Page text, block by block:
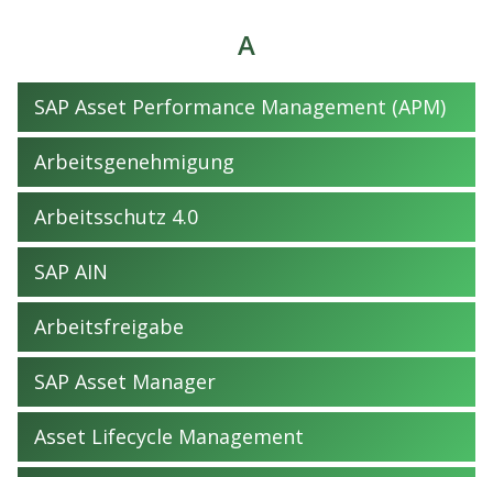
A
SAP Asset Performance Management (APM)
Arbeitsgenehmigung
Arbeitsschutz 4.0
SAP AIN
Arbeitsfreigabe
SAP Asset Manager
Asset Lifecycle Management